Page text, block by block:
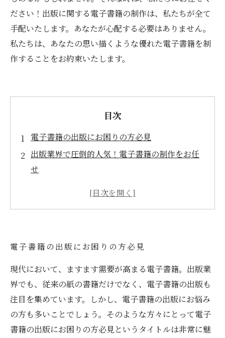
ださい！出版に関する電子書籍の制作は、私たちが全て
手配いたします。あなたが心配する必要はありません。
私たちは、あなたの思い描くような優れた電子書籍を制
作することをお約束いたします。
目次
電子書籍の出版にお困りの方必見
出版業界で圧倒的人気！電子書籍の制作をお任
せ
出版業界のプロがあなたの本を電子書籍にして
全国に流通
電子書籍の出版にお困りの方必見
現代において、ますます需要が高まる電子書籍。出版業
界でも、従来の紙の書籍だけでなく、電子書籍の出版も
注目を集めています。しかし、電子書籍の出版にお悩み
の方も多いことでしょう。そのような方々にとって電子
書籍の出版にお困りの方必見というタイトルは非常に魅